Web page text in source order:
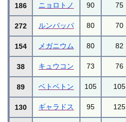
186 ニョロトノ 90 75
272 ルンパッパ 80 70
154 メガニウム 80 82
38 キュウコン 73 76
89 ベトベトン 105 105
130 ギャラドス 95 125